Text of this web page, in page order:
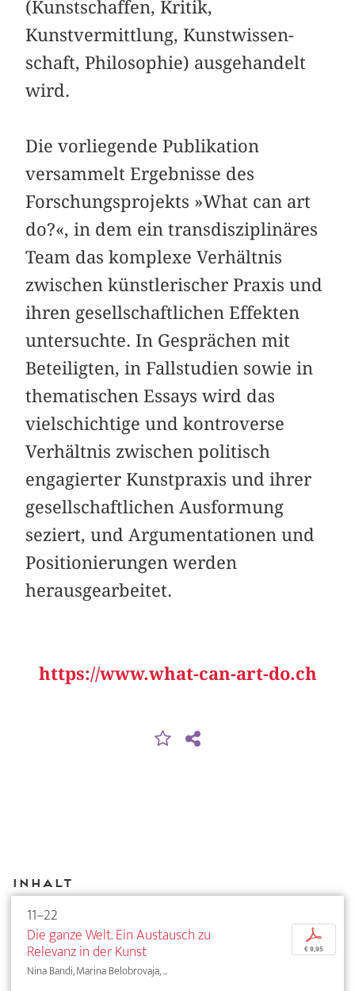
(Kunstschaffen, Kritik,
Kunstvermittlung, Kunstwissen­
schaft, Philosophie) ausgehandelt
wird.
Die vorliegende Publikation
versammelt Ergebnisse des
Forschungsprojekts »What can art
do?«, in dem ein trans­disziplinäres
Team das komplexe Verhältnis
zwischen künstlerischer Praxis und
ihren gesellschaftlichen Effekten
untersuchte. In Gesprächen mit
Beteiligten, in Fallstudien sowie in
thematischen Essays wird das
vielschichtige und kontroverse
Verhältnis zwischen politisch
engagierter Kunstpraxis und ihrer
gesellschaftlichen Ausformung
seziert, und Argumentationen und
Positionierungen werden
herausgearbeitet.
https://www.what-can-art-do.ch
Inhalt
11–22
Die ganze Welt. Ein Austausch zu
Relevanz in der Kunst
Nina Bandi, Marina Belobrovaja, ...
p
€ 9,95